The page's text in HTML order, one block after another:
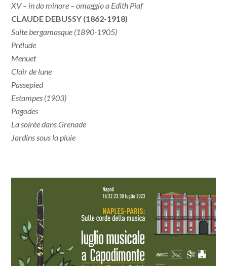
XV – in do minore – omaggio a Edith Piaf
CLAUDE DEBUSSY (1862-1918)
Suite bergamasque (1890-1905)
Prélude
Menuet
Clair de lune
Passepied
Estampes (1903)
Pagodes
La soirée dans Grenade
Jardins sous la pluie